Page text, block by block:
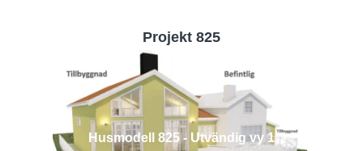
Projekt 825
Husmodell 825 - Utvändig vy 1